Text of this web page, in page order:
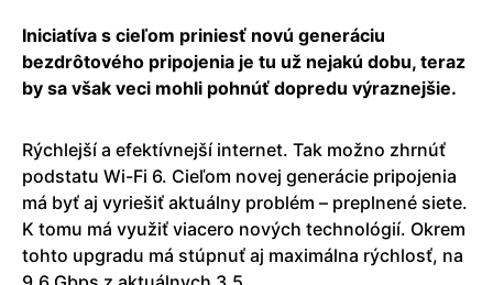
Iniciatíva s cieľom priniesť novú generáciu
bezdrôtového pripojenia je tu už nejakú dobu, teraz
by sa však veci mohli pohnúť dopredu výraznejšie.
Rýchlejší a efektívnejší internet. Tak možno zhrnúť
podstatu Wi-Fi 6. Cieľom novej generácie pripojenia
má byť aj vyriešiť aktuálny problém – preplnené siete.
K tomu má využiť viacero nových technológií. Okrem
tohto upgradu má stúpnuť aj maximálna rýchlosť, na